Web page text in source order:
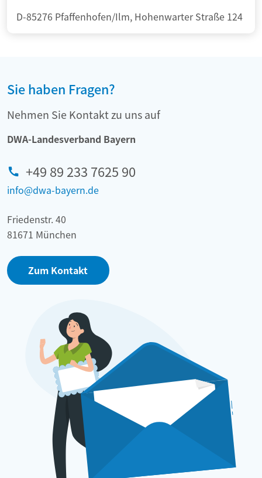
D-85276 Pfaffenhofen/Ilm, Hohenwarter Straße 124
Sie haben Fragen?
Nehmen Sie Kontakt zu uns auf
DWA-Landesverband Bayern
+49 89 233 7625 90
info@dwa-bayern.de
Friedenstr. 40
81671 München
Zum Kontakt